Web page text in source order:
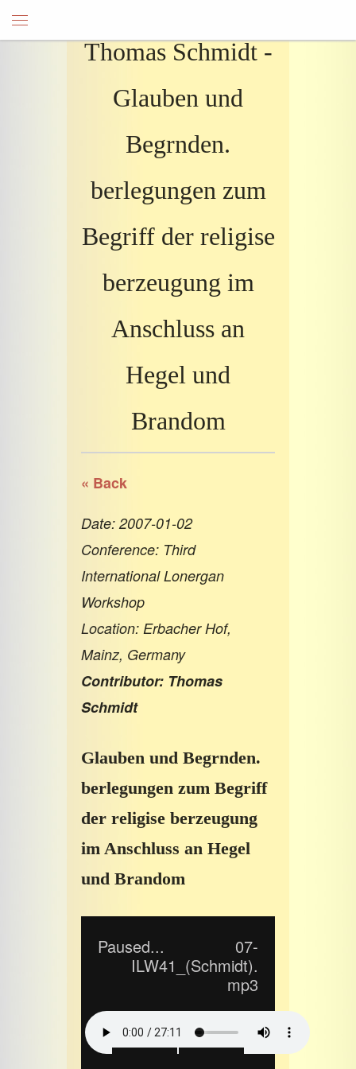
Thomas Schmidt -
Glauben und
Begrnden.
berlegungen zum
Begriff der religise
berzeugung im
Anschluss an
Hegel und
Brandom
« Back
Date: 2007-01-02
Conference: Third
International Lonergan
Workshop
Location: Erbacher Hof,
Mainz, Germany
Contributor: Thomas
Schmidt
Glauben und Begrnden.
berlegungen zum Begriff
der religise berzeugung
im Anschluss an Hegel
und Brandom
Paused...
07-
ILW41_(Schmidt).
mp3